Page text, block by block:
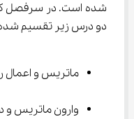
شده است. در سرفصل
دو درس زیر تقسیم
ماتریس و اعمال
وارون ماتریس و